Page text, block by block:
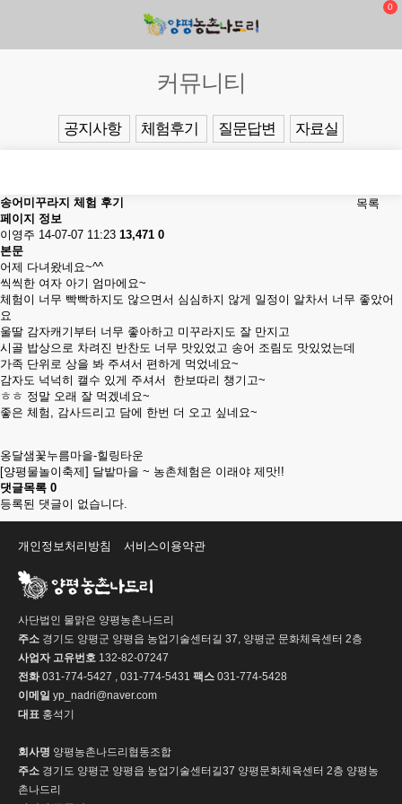
0
커뮤니티
공지사항 체험후기 질문답변 자료실
목록
송어미꾸라지 체험 후기
페이지 정보
이영주 14-07-07 11:23 13,471 0
본문
어제 다녀왔네요~^^
씩씩한 여자 아기 엄마에요~
체험이 너무 빡빡하지도 않으면서 심심하지 않게 일정이 알차서 너무 좋았어
요
울딸 감자캐기부터 너무 좋아하고 미꾸라지도 잘 만지고
시골 밥상으로 차려진 반찬도 너무 맛있었고 송어 조림도 맛있었는데
가족 단위로 상을 봐 주셔서 편하게 먹었네요~
감자도 넉넉히 캘수 있게 주셔서 한보따리 챙기고~
ㅎㅎ 정말 오래 잘 먹겠네요~
좋은 체험, 감사드리고 담에 한번 더 오고 싶네요~
옹달샘꽃누름마을-힐링타운
[양평물놀이축제] 달밭마을 ~ 농촌체험은 이래야 제맛!!
댓글목록 0
등록된 댓글이 없습니다.
개인정보처리방침 서비스이용약관
사단법인 물맑은 양평농촌나드리
주소 경기도 양평군 양평읍 농업기술센터길 37, 양평군 문화체육센터 2층
사업자 고유번호 132-82-07247
전화031-774-5427 , 031-774-5431 팩스 031-774-5428
이메일 yp_nadri@naver.com
대표 홍석기
회사명 양평농촌나드리협동조합
주소 경기도 양평군 양평읍 농업기술센터길37 양평문화체육센터 2층 양평농
촌나드리